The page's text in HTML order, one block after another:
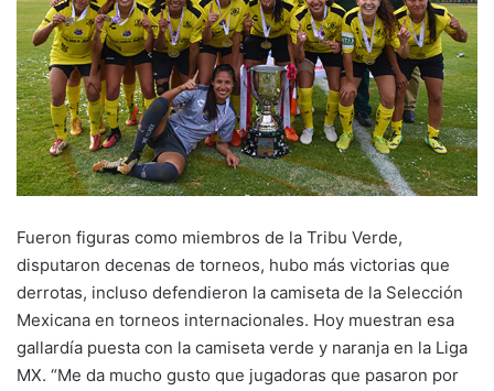
Fueron figuras como miembros de la Tribu Verde,
disputaron decenas de torneos, hubo más victorias que
derrotas, incluso defendieron la camiseta de la Selección
Mexicana en torneos internacionales. Hoy muestran esa
gallardía puesta con la camiseta verde y naranja en la Liga
MX. “Me da mucho gusto que jugadoras que pasaron por